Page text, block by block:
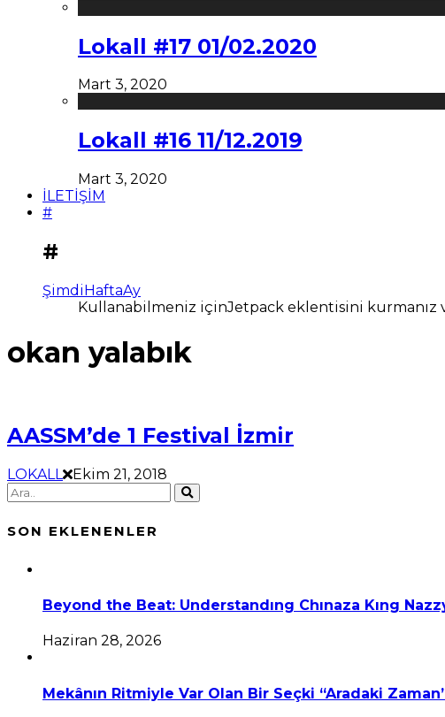
Lokall #17 01/02.2020
Mart 3, 2020
Lokall #16 11/12.2019
Mart 3, 2020
İLETİŞİM
#
#
ŞimdiHaftaAy
Kullanabilmeniz içinJetpack eklentisini
okan yalabık
AASSM’de 1 Festival İzmir
LOKALL Ekim 21, 2018
SON EKLENENLER
Beyond the Beat: Understandıng Chınaza Kıng
Haziran 28, 2026
Mekânın Ritmiyle Var Olan Bir Seçki “Aradaki